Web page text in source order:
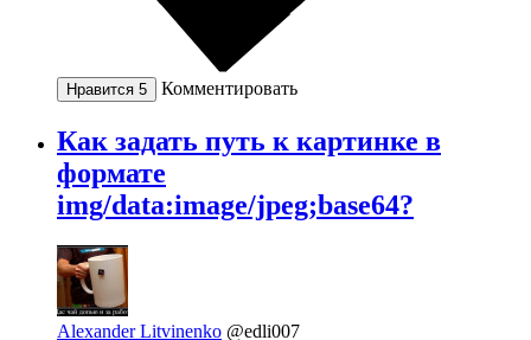
Нравится 5 Комментировать
Как задать путь к картинке в
формате
img/data:image/jpeg;base64?
Alexander Litvinenko @edli007